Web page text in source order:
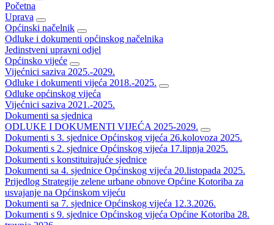
Početna
Uprava
Općinski načelnik
Odluke i dokumenti općinskog načelnika
Jedinstveni upravni odjel
Općinsko vijeće
Vijećnici saziva 2025.-2029.
Odluke i dokumenti vijeća 2018.-2025.
Odluke općinskog vijeća
Vijećnici saziva 2021.-2025.
Dokumenti sa sjednica
ODLUKE I DOKUMENTI VIJEĆA 2025-2029.
Dokumenti s 3. sjednice Općinskog vijeća 26.kolovoza 2025.
Dokumenti s 2. sjednice Općinskog vijeća 17.lipnja 2025.
Dokumenti s konstituirajuće sjednice
Dokumenti sa 4. sjednice Općinskog vijeća 20.listopada 2025.
Prijedlog Strategije zelene urbane obnove Općine Kotoriba za
usvajanje na Općinskom vijeću
Dokumenti sa 7. sjednice Općinskog vijeća 12.3.2026.
Dokumenti s 9. sjednice Općinskog vijeća Općine Kotoriba 28.